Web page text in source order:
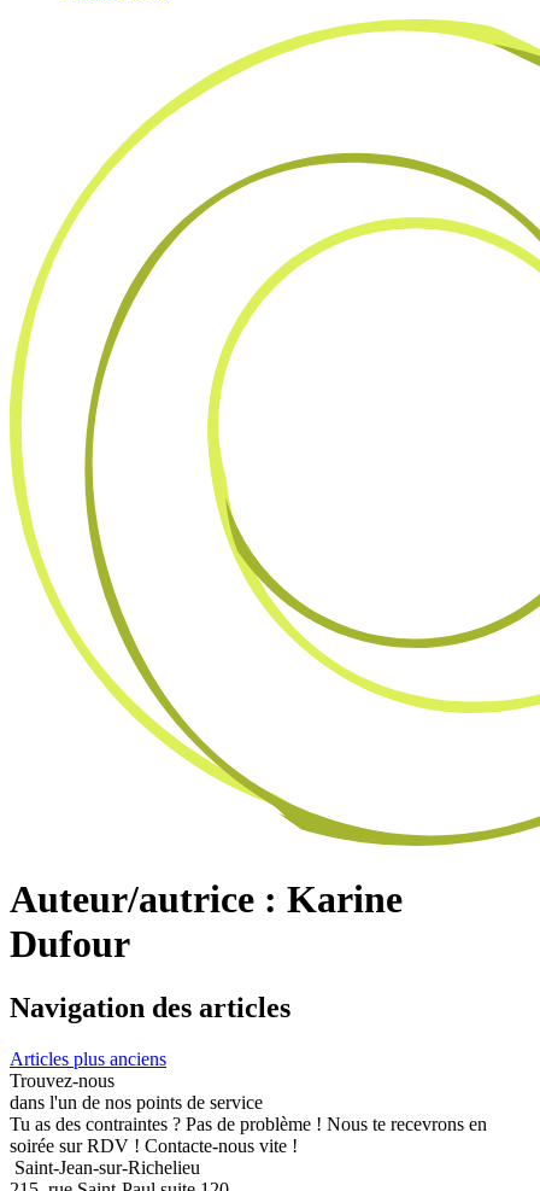
Auteur/autrice : Karine
Dufour
Navigation des articles
Articles plus anciens
Trouvez-nous
dans l'un de nos points de service
Tu as des contraintes ? Pas de problème ! Nous te recevrons en
soirée sur RDV ! Contacte-nous vite !
Saint-Jean-sur-Richelieu